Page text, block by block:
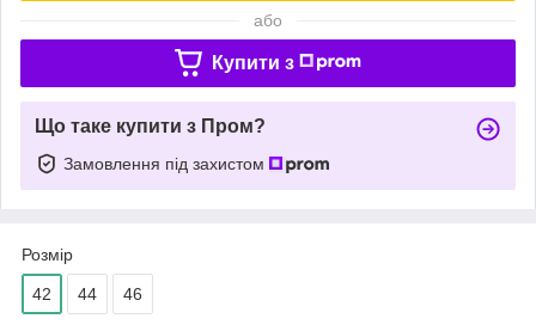
або
Купити з
Що таке купити з Пром?
Замовлення під захистом
Розмір
42 44 46